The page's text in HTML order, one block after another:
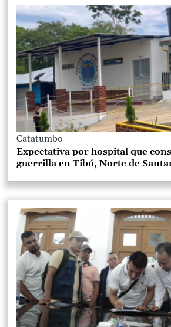
Catatumbo
Expectativa por hospital que
guerrilla en Tibú, Norte de